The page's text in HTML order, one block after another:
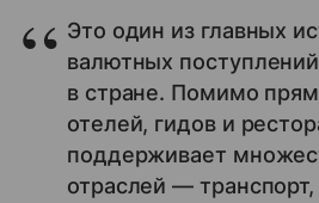
Это один из главных
валютных
в стране. Помимо
отелей, гидов и
поддерживает
отраслей — транспорт,